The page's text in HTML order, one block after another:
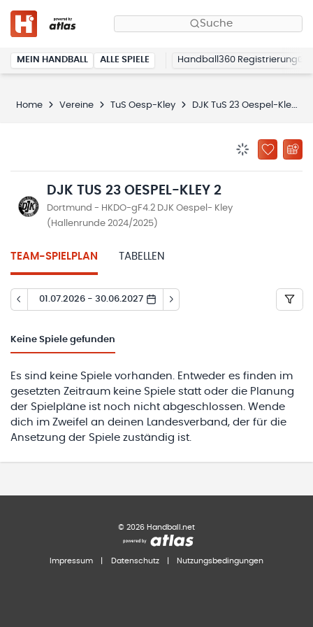
Suche
MEIN HANDBALL ALLE SPIELE Handball360 Registrierung
Home Vereine TuS Oesp-Kley DJK TuS 23 Oespel-Kley 2
ZU
DJK TUS 23 OESPEL-KLEY 2
Dortmund - HKDO-gF4.2 DJK Oespel- Kley
(Hallenrunde 2024/2025)
TEAM-SPIELPLAN TABELLEN
01.07.2026 - 30.06.2027
Keine Spiele gefunden
Es sind keine Spiele vorhanden. Entweder es finden im
gesetzten Zeitraum keine Spiele statt oder die Planung
der Spielpläne ist noch nicht abgeschlossen. Wende
dich im Zweifel an deinen Landesverband, der für die
Ansetzung der Spiele zuständig ist.
© 2026 Handball.net
Impressum Datenschutz Nutzungsbedingungen